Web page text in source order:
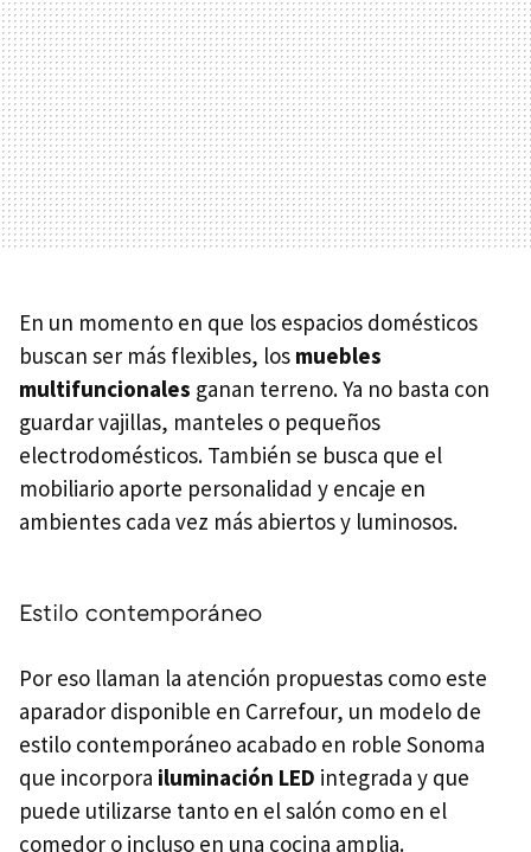
En un momento en que los espacios domésticos
buscan ser más flexibles, los muebles
multifuncionales ganan terreno. Ya no basta con
guardar vajillas, manteles o pequeños
electrodomésticos. También se busca que el
mobiliario aporte personalidad y encaje en
ambientes cada vez más abiertos y luminosos.
Estilo contemporáneo
Por eso llaman la atención propuestas como este
aparador disponible en Carrefour, un modelo de
estilo contemporáneo acabado en roble Sonoma
que incorpora iluminación LED integrada y que
puede utilizarse tanto en el salón como en el
comedor o incluso en una cocina amplia.